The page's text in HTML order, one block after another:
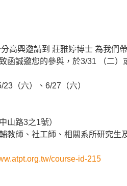
高興邀請到 莊雅婷博士 為我們
函誠邀您的參與，於3/31 （二）
23（六）、6/27（六）
山路3之1號）
教師、社工師、 相關系所研究生
atpt.org.tw/course-id-215